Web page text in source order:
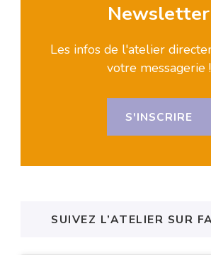
Newsletter
Les infos de l'atelier
votre messagerie !
S'INSCRIRE
SUIVEZ L’ATELIER SUR